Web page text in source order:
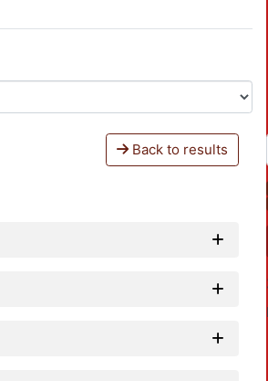
Back to results